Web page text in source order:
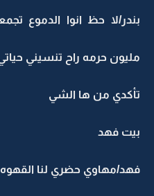
بندر/لا حظ انوا الدموع
مليون حرمه راح تنسيني
تأكدي من ها الشي
بيت فهد
فهد/مهاوي حضري لنا